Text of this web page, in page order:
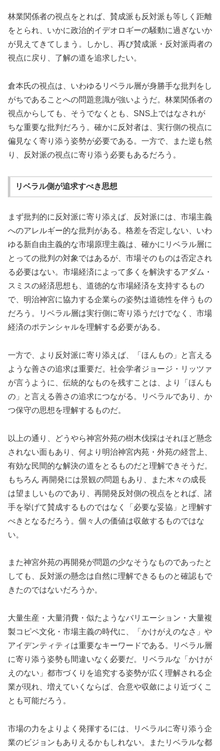
林業関係者の視点をとれば、賛成派も反対派も等しく距離
をとられ、いかに政治的イデオロギーの騒動に過ぎないか
が見えてきてしまう。しかし、再び賛成派・反対派両者の
視点に戻り、了解の道を追求したい。
倉本氏の視点は、いわゆるリベラル層が身勝手な批判をし
がちであることへの問題意識が強いようだ。林業関係者の
視点からしても、そうでなくとも、SNS上ではなされが
ちな重要な批判だろう。確かに反対者は、実行側の視点に
偏見なく寄り添う姿勢が必要である。一方で、また逆も然
り、反対派の視点に寄り添う必要もあるだろう。
リベラル側が追求すべき思想
まず批判的に反対派に寄り添えば、反対派には、市場主義
へのアレルギー的な批判がある。格差を否定しない、いわ
ゆる新自由主義的な市場原理主義は、確かにリベラル層に
とっての批判の対象ではあるが、市場そのものは否定され
る必要はない。市場経済によって多くを解決するアダム・
スミスの経済思想も、道徳的な市場経済を支持するもの
で、明治神宮に協力する企業らの姿勢は道徳性を伴うもの
だろう。リベラル層は実行側に寄り添うだけでなく、市場
経済のポテンシャルを理解する必要がある。
一方で、より反対派に寄り添えば、「ほんもの」と言える
ような善さの追求は重要だ。社会学者ジョージ・リッツァ
が言うように、伝統的なものを残すことは、より「ほんも
の」と言える善さの追求につながる。リベラルであり、か
つ保守の思想を理解するものだ。
以上の通り、どうやら神宮外苑の樹木伐採はそれほど懸念
されない面もあり、何より明治神宮内苑・外苑の経営上、
有効な民間的な解決の道をとるものだと理解できそうだ。
もちろん 再開発には景観の問題もあり、また木々の成長
は望ましいものであり、再開発反対側の視点をとれば、諸
手を挙げて賛成するものではなく「必要な妥協」と理解す
べきとなるだろう。個々人の価値は収斂するものではな
い。
また神宮外苑の再開発が問題の少なそうなものであったと
しても、反対派の懸念は自然に理解できるものと確認もで
きたのではないだろうか。
大量生産・大量消費・似たようなバリエーション・大量複
製コピペ文化・市場主義の時代に、「かけがえのなさ」や
アイデンティティは重要なキーワードである。リベラル層
に寄り添う姿勢も間違いなく必要だ。リベラルな「かけが
えのない」都市づくりを追究する姿勢が広く理解される企
業が現れ、増えていくならば、合意や収斂により近づくこ
とも可能だろう。
市場の力をよりよく発揮するには、リベラルに寄り添う企
業のビジョンもありえるかもしれない。またリベラルな都